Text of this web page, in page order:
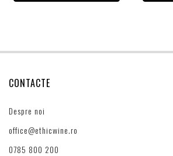
CONTACTE
Despre noi
office@ethicwine.ro
0785 800 200